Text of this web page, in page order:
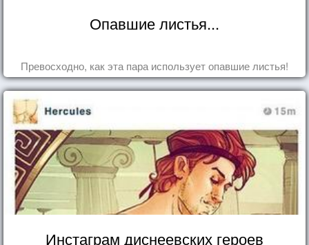
Опавшие листья...
Превосходно, как эта пара использует опавшие листья!
Инстаграм диснеевских героев